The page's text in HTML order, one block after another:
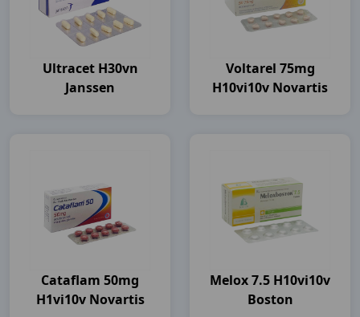
Ultracet H30vn
Janssen
Voltarel 75mg
H10vi10v Novartis
Cataflam 50mg
H1vi10v Novartis
Melox 7.5 H10vi10v
Boston